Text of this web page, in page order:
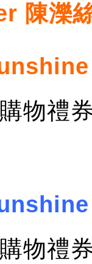
陳濼
購物禮
購物禮